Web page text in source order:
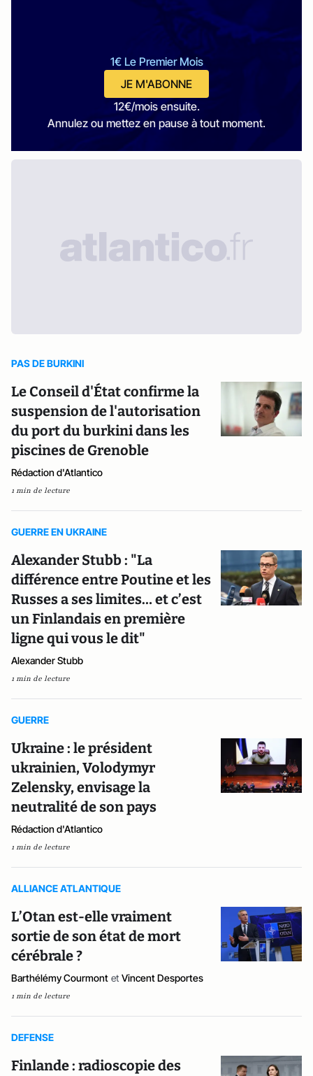
1€ Le Premier Mois
JE M'ABONNE
12€/mois ensuite.
Annulez ou mettez en pause à tout moment.
PAS DE BURKINI
Le Conseil d'État confirme la
suspension de l'autorisation
du port du burkini dans les
piscines de Grenoble
Rédaction d'Atlantico
1 min de lecture
GUERRE EN UKRAINE
Alexander Stubb : "La
différence entre Poutine et les
Russes a ses limites… et c’est
un Finlandais en première
ligne qui vous le dit"
Alexander Stubb
1 min de lecture
GUERRE
Ukraine : le président
ukrainien, Volodymyr
Zelensky, envisage la
neutralité de son pays
Rédaction d'Atlantico
1 min de lecture
ALLIANCE ATLANTIQUE
L’Otan est-elle vraiment
sortie de son état de mort
cérébrale ?
Barthélémy Courmont et Vincent Desportes
1 min de lecture
DEFENSE
Finlande : radioscopie des